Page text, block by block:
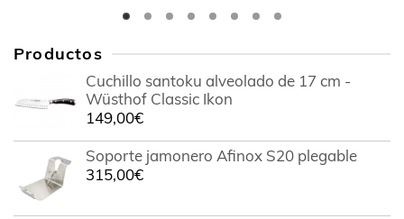
Productos
Cuchillo santoku alveolado de 17 cm -
Wüsthof Classic Ikon
149,00€
Soporte jamonero Afinox S20 plegable
315,00€